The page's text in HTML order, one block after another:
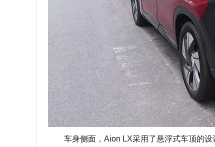
车身侧面，Aion LX采用了悬浮式车顶的设